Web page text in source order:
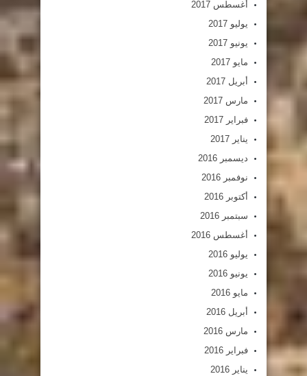
أغسطس 2017
يوليو 2017
يونيو 2017
مايو 2017
أبريل 2017
مارس 2017
فبراير 2017
يناير 2017
ديسمبر 2016
نوفمبر 2016
أكتوبر 2016
سبتمبر 2016
أغسطس 2016
يوليو 2016
يونيو 2016
مايو 2016
أبريل 2016
مارس 2016
فبراير 2016
يناير 2016